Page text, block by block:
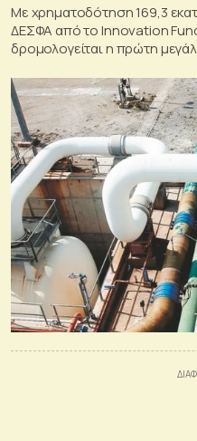
Με χρηματοδότηση 169,3
ΔΕΣΦΑ από το Innovation
δρομολογείται η πρώτη